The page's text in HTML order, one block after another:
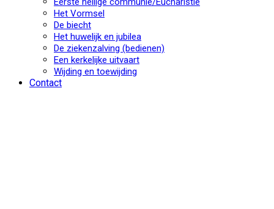
Het Vormsel
De biecht
Het huwelijk en jubilea
De ziekenzalving (bedienen)
Een kerkelijke uitvaart
Wijding en toewijding
Contact